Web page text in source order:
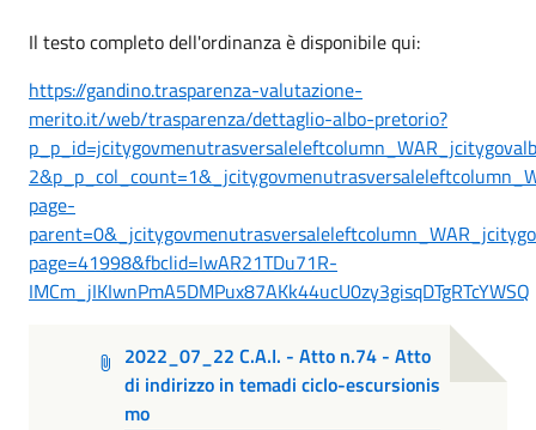
Il testo completo dell'ordinanza è disponibile qui:
https://gandino.trasparenza-valutazione-
merito.it/web/trasparenza/dettaglio-albo-pretorio?
page-
page=41998&fbclid=IwAR21TDu71R-
IMCm_jIKIwnPmA5DMPux87AKk44ucU0zy3gisqDTgRTcYWSQ
2022_07_22 C.A.I. - Atto n.74 - Atto
di indirizzo in temadi ciclo-escursionis
mo